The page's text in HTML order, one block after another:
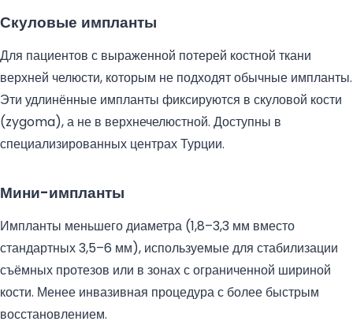
Скуловые импланты
Для пациентов с выраженной потерей костной ткани
верхней челюсти, которым не подходят обычные импланты.
Эти удлинённые импланты фиксируются в скуловой кости
(zygoma), а не в верхнечелюстной. Доступны в
специализированных центрах Турции.
Мини-импланты
Импланты меньшего диаметра (1,8–3,3 мм вместо
стандартных 3,5–6 мм), используемые для стабилизации
съёмных протезов или в зонах с ограниченной шириной
кости. Менее инвазивная процедура с более быстрым
восстановлением.